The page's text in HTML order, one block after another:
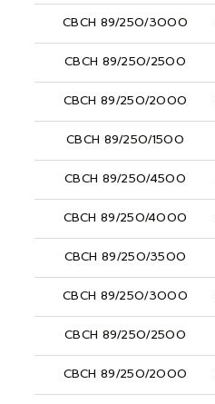
СВСН 89/250/3000
СВСН 89/250/2500
СВСН 89/250/2000
СВСН 89/250/1500
СВСН 89/250/4500
СВСН 89/250/4000
СВСН 89/250/3500
СВСН 89/250/3000
СВСН 89/250/2500
СВСН 89/250/2000